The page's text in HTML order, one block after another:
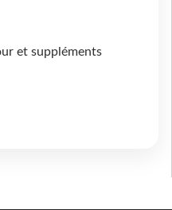
et suppléments